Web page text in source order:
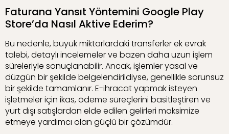
Faturana Yansıt Yöntemini Google Play
Store’da Nasıl Aktive Ederim?
Bu nedenle, büyük miktarlardaki transferler ek evrak
talebi, detaylı incelemeler ve bazen daha uzun işlem
süreleriyle sonuçlanabilir. Ancak, işlemler yasal ve
düzgün bir şekilde belgelendirildiyse, genellikle sorunsuz
bir şekilde tamamlanır. E-ihracat yapmak isteyen
işletmeler için ikas, ödeme süreçlerini basitleştiren ve
yurt dışı satışlardan elde edilen gelirleri maksimize
etmeye yardımcı olan güçlü bir çözümdür.